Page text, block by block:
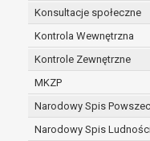
Konsultacje społeczne
Kontrola Wewnętrzna
Kontrole Zewnętrzne
MKZP
Narodowy Spis
Narodowy Spis
przechowywane
umowy o
beneficjentem a
danego projektu i
dokumentacji
W związku z
administratora
Pani/Panu: